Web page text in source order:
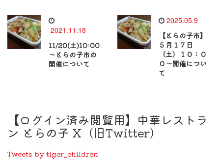
2021.11.18
11/20(土)10:00
～とらの子市の
開催について
2025.05.9
【とらの子市】
５月１７日
（土）１０：０
０～開催につい
て
【ログイン済み閲覧用】中華レストラ
ン とらの子 X（旧Twitter）
Tweets by tiger_children